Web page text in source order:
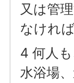
又は管
なけれ
4 何人
水浴場